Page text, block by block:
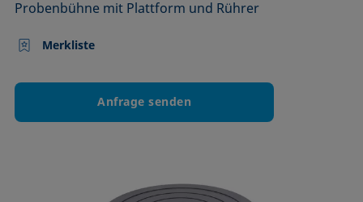
Probenbühne mit Plattform und Rührer
Merkliste
Anfrage senden